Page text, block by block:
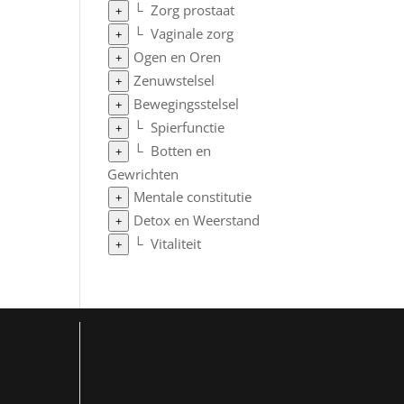
+ └Zorg prostaat
+ └Vaginale zorg
+ Ogen en Oren
+ Zenuwstelsel
+ Bewegingsstelsel
+ └Spierfunctie
+ └ Botten en
Gewrichten
+ Mentale constitutie
+ Detox en Weerstand
+ └Vitaliteit